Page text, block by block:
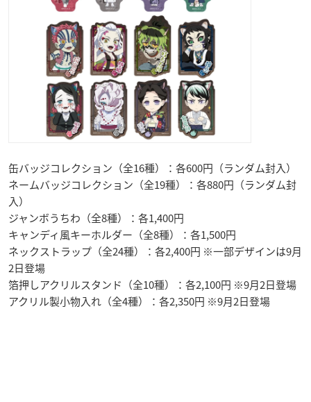
缶バッジコレクション（全16種）：各600円（ランダム封入）
ネームバッジコレクション（全19種）：各880円（ランダム封
入）
ジャンボうちわ（全8種）：各1,400円
キャンディ風キーホルダー（全8種）：各1,500円
ネックストラップ（全24種）：各2,400円 ※一部デザインは9月
2日登場
箔押しアクリルスタンド（全10種）：各2,100円 ※9月2日登場
アクリル製小物入れ（全4種）：各2,350円 ※9月2日登場